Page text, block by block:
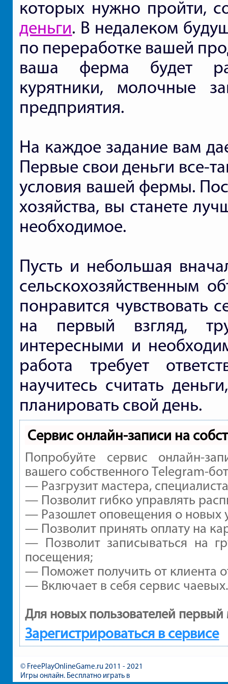
которых нужно пройти,
деньги. В недалеком
по переработке вашей
ваша ферма будет
курятники, молочные
предприятия.
На каждое задание вам
Первые свои деньги все-
условия вашей фермы.
хозяйства, вы станете
необходимое.
Пусть и небольшая
сельскохозяйственным
понравится чувствовать
на первый взгляд,
интересными и
работа требует
научитесь считать
планировать свой день.
Сервис онлайн-записи на
Попробуйте сервис онлайн-
вашего собственного Telegram-
— Разгрузит мастера,
— Позволит гибко управлять
— Разошлет оповещения о новых
— Позволит принять оплату на
— Позволит записываться на
посещения;
— Поможет получить от клиента
— Включает в себя сервис чаевых.
Для новых пользователей первый
Зарегистрироваться в сервисе
© FreePlayOnlineGame.ru 2011 - 2021
Игры онлайн. Бесплатно играть в